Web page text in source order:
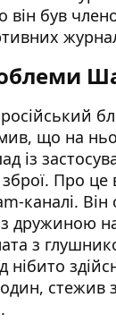
він був
що на
із
Про це
каналі. Він
дружиною
з
нібито
стежив